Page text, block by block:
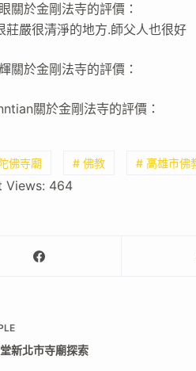
關於金剛法寺的評價：
莊嚴很清淨的地方.師父人也很好
關於金剛法寺的評價：
關於金剛法寺的評價：
佛寺廟 # 佛教 # 高雄市佛
Views: 464
新北市寺廟探索